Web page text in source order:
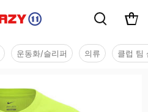
운동화/슬리퍼 의류 클럽 팀